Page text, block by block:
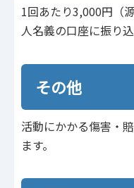
1回あたり3,000円（
人名義の口座に振り込
その他
活動にかかる傷害・
ます。